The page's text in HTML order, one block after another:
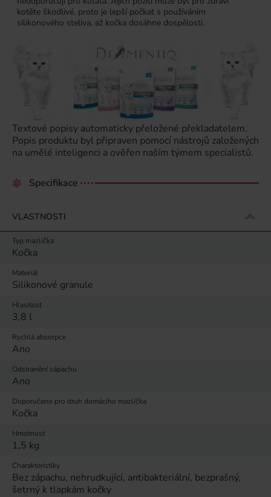
kotěte škodlivé, proto je lepší počkat s používáním
silikonového steliva, až kočka dosáhne dospělosti.
Textové popisy automaticky přeložené překladatelem.
Popis produktu byl připraven pomocí nástrojů založených
na umělé inteligenci a ověřen naším týmem specialistů.
Specifikace
VLASTNOSTI
Typ mazlíčka
Kočka
Materiál
Silikonové granule
Hlasitost
3,8 l
Rychlá absorpce
Ano
Odstranění zápachu
Ano
Doporučeno pro druh domácího mazlíčka
Kočka
Hmotnost
1,5 kg
Charakteristiky
Bez zápachu, nehrudkující, antibakteriální, bezprašný,
šetrný k tlapkám kočky